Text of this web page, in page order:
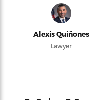
Alexis Quiñones
Lawyer